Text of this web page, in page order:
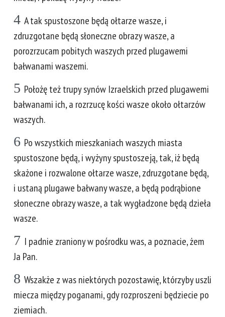
4 A tak spustoszone będą ołtarze wasze, i
zdruzgotane będą słoneczne obrazy wasze, a
porozrzucam pobitych waszych przed plugawemi
bałwanami waszemi.
5 Położę też trupy synów Izraelskich przed plugawemi
bałwanami ich, a rozrzucę kości wasze około ołtarzów
waszych.
6 Po wszystkich mieszkaniach waszych miasta
spustoszone będą, i wyżyny spustoszeją, tak, iż będą
skażone i rozwalone ołtarze wasze, zdruzgotane będą,
i ustaną plugawe bałwany wasze, a będą podrąbione
słoneczne obrazy wasze, a tak wygładzone będą dzieła
wasze.
7 I padnie zraniony w pośrodku was, a poznacie, żem
Ja Pan.
8 Wszakże z was niektórych pozostawię, którzyby uszli
miecza między poganami, gdy rozproszeni będziecie po
ziemiach.